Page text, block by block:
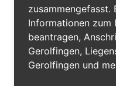
zusammengefasst.
Informationen zum
beantragen,
Gerolfingen,
Gerolfingen und